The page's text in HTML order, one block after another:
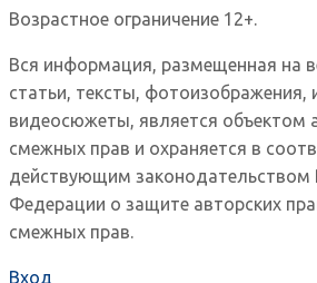
Возрастное ограничение 12+.
Вся информация, размещенная на
статьи, тексты, фотоизображения,
видеосюжеты, является объектом
смежных прав и охраняется в
действующим законодательством
Федерации о защите авторских
смежных прав.
Вход